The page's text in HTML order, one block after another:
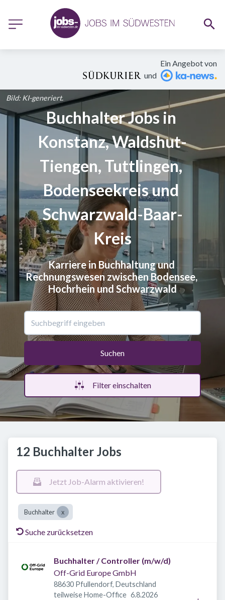
Ein Angebot von
und
Bild: KI-generiert.
Buchhalter Jobs in
Konstanz, Waldshut-
Tiengen, Tuttlingen,
Bodenseekreis und
Schwarzwald-Baar-
Kreis
Karriere in Buchhaltung und
Rechnungswesen zwischen Bodensee,
Hochrhein und Schwarzwald
Suchen
Filter einschalten
12 Buchhalter Jobs
Jetzt Job-Alarm aktivieren!
Buchhalter
Suche zurücksetzen
Buchhalter / Controller (m/w/d)
Off-Grid Europe GmbH
88630 Pfullendorf, Deutschland
teilweise Home-Office Veröffentlicht
6.8.2026